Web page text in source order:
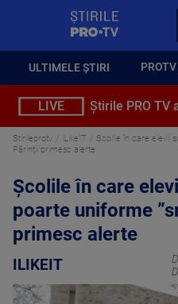
ULTIMELE ȘTIRI
LIVE Știrile PRO TV
Stirileprotv iLikeIT
Școlile în care elevii
Părinții primesc alerte
Școlile în care
poarte uniforme
primesc alerte
ILIKEIT